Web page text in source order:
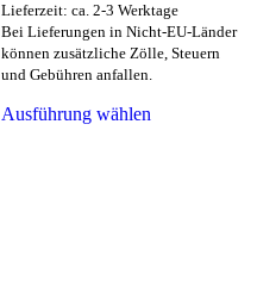
Lieferzeit: ca. 2-3 Werktage
Bei Lieferungen in Nicht-EU-Länder
können zusätzliche Zölle, Steuern
und Gebühren anfallen.
Ausführung wählenProdukt